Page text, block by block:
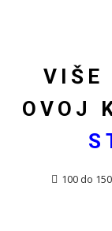
VIŠE
OVOJ
100 do